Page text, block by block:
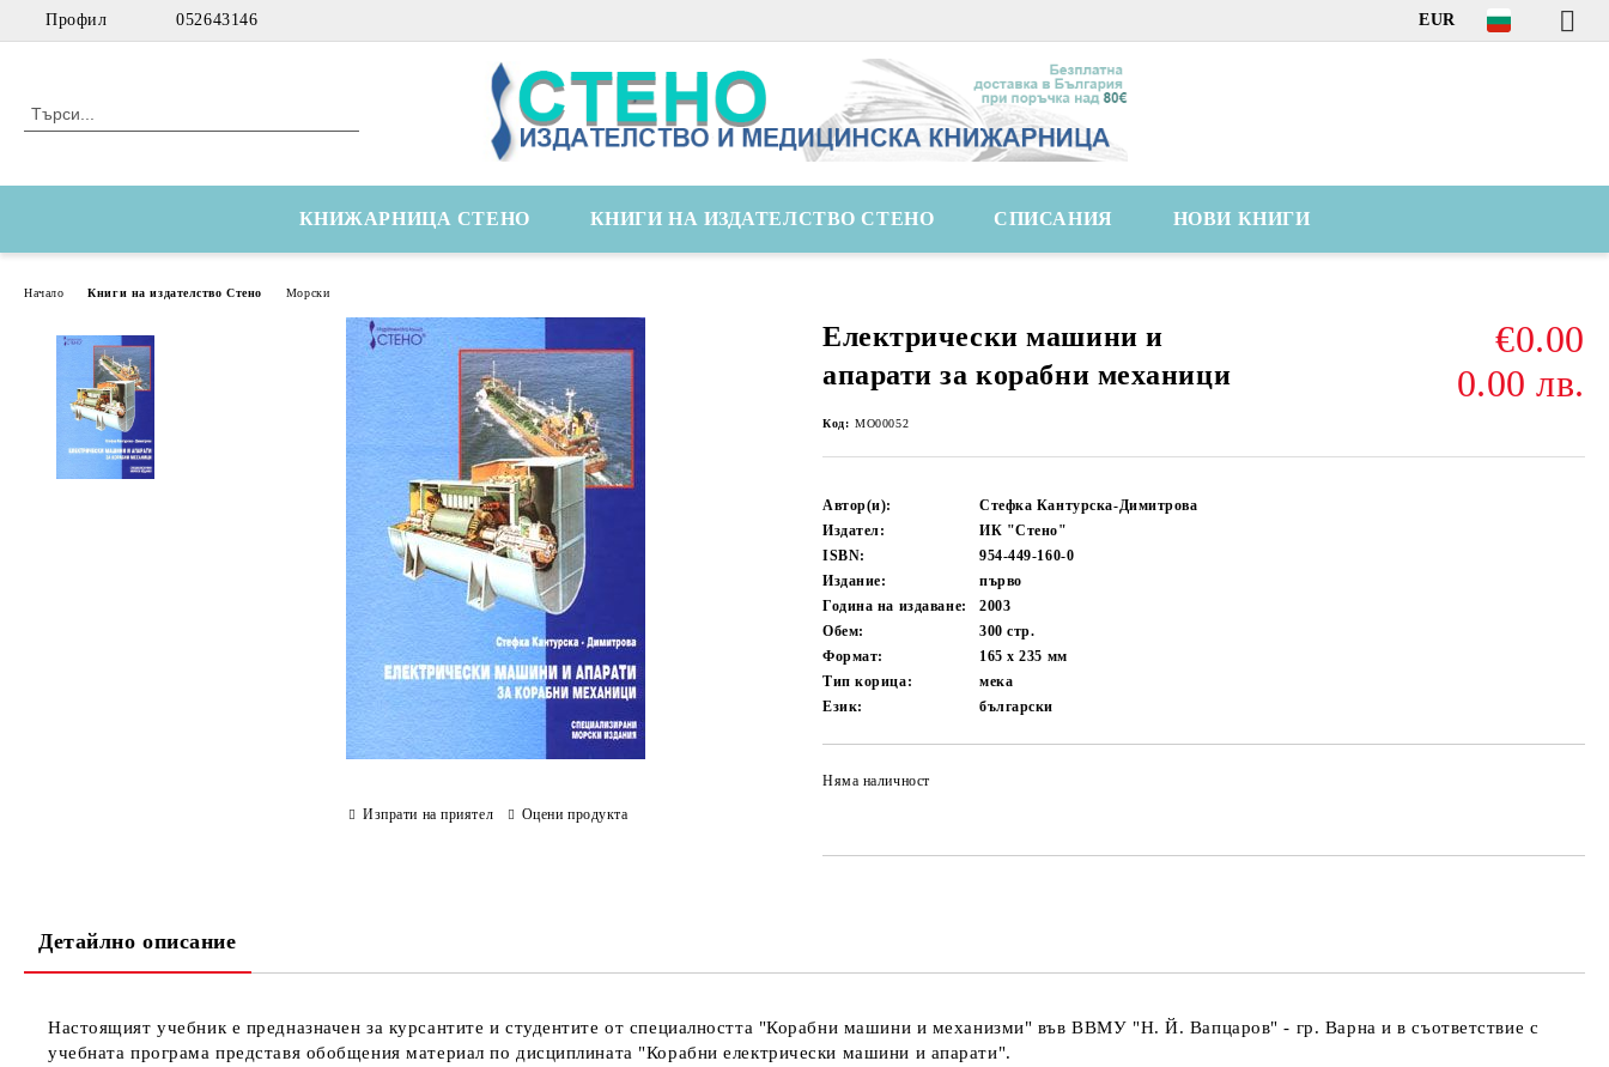
Профил 052643146 EUR
КНИЖАРНИЦА СТЕНО КНИГИ НА ИЗДАТЕЛСТВО СТЕНО СПИСАНИЯ НОВИ КНИГИ
Начало Книги на издателство Стено Морски
Електрически машини и
апарати за корабни механици
€0.00
0.00 лв.
Код: MO00052
Автор(и):
Стефка Кантурска-Димитрова
Издател:
ИК "Стено"
ISBN:
954-449-160-0
Издание:
първо
Година на издаване:
2003
Обем:
300стр.
Формат:
165 x 235 мм
Тип корица:
мека
Език:
български
Няма наличност
Изпрати на приятел Оцени продукта
Детайлно описание
Настоящият учебник е предназначен за курсантите и студентите от специалността "Корабни машини и механизми" във ВВМУ "Н. Й. Вапцаров" - гр. Варна и в съответствие с
учебната програма представя обобщения материал по дисциплината "Корабни електрически машини и апарати".